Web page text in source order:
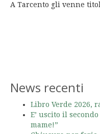
A Tarcento gli venne
News recenti
Libro Verde 2026,
E’ uscito il
mame!”